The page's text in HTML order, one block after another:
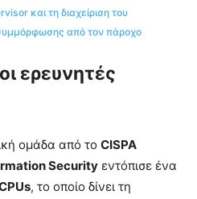
και τη διαχείριση του
από τον πάροχο
ερευνητές
ομάδα από το CISPA
Security εντόπισε ένα
, το οποίο δίνει τη